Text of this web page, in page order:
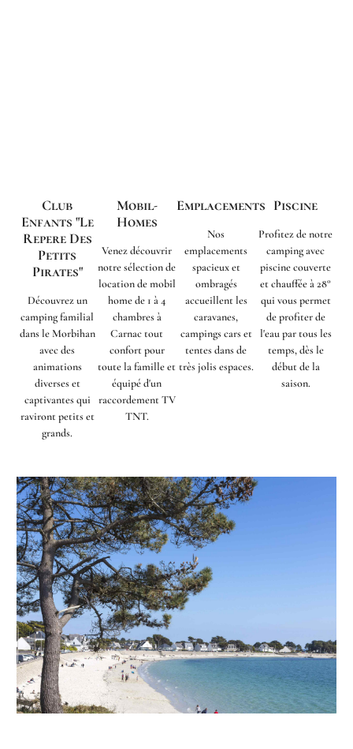
Club
Enfants "Le
Repere Des
Petits
Pirates"
Découvrez un
camping familial
dans le Morbihan
avec des
animations
diverses et
captivantes qui
raviront petits et
grands.
Mobil-
Homes
Venez découvrir
notre sélection de
location de mobil
home de 1 à 4
chambres à
Carnac tout
confort pour
toute la famille et
équipé d'un
raccordement TV
TNT.
Emplacements
Nos
emplacements
spacieux et
ombragés
accueillent les
caravanes,
campings cars et
tentes dans de
très jolis espaces.
Piscine
Profitez de notre
camping avec
piscine couverte
et chauffée à 28°
qui vous permet
de profiter de
l'eau par tous les
temps, dès le
début de la
saison.